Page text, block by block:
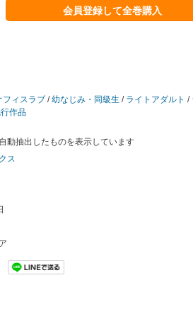
会員登録して全巻購入
フィスラブ /幼なじみ・同級生 / ライトアダルト /
作品
動抽出したものを表示しています
ス